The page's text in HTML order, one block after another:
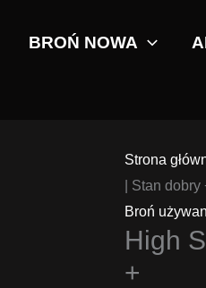
BROŃ NOWA
Strona
| Stan dobry
Broń
High
+